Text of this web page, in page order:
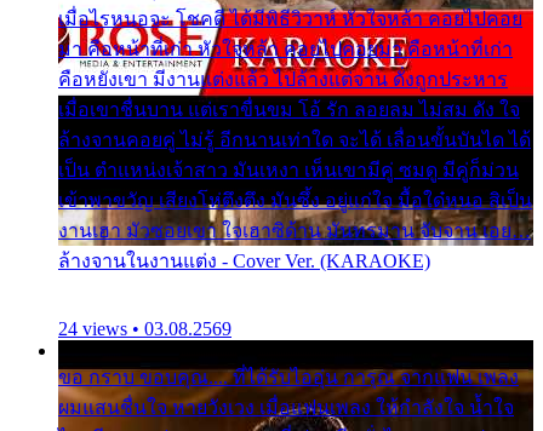
เมื่อไรหนอจะ โชคดี ได้มีพิธีวิวาห์ หัวใจหล้า คอยไปคอย
มา คือหน้าที่เก่า หัวใจหล้า คอยไปคอยมา คือหน้าที่เก่า
คือหยังเขา มีงานแต่งแล้ว ไปล้างแต่จาน ดั่งถูกประหาร
เมื่อเขาชื่นบาน แต่เราขื่นขม โอ้ รัก ลอยลม ไม่สม ดัง ใจ
ล้างจานคอยคู่ ไม่รู้ อีกนานเท่าใด จะได้ เลื่อนขั้นบันได ได้
เป็น ตำแหน่งเจ้าสาว มันเหงา เห็นเขามีคู่ ซมดู มีคู่ก็ม่วน
เข้าพาขวัญ เสียงโห่ตึงตึง มันซึ้ง อยู่แก่ใจ มื้อใด๋หนอ สิเป็น
งานเฮา มัวซอยเขา ใจเฮาซิด้าน มันทรมาน จับจาน เอย…
ล้างจานในงานแต่ง - Cover Ver. (KARAOKE)
24 views • 03.08.2569
ขอ กราบ ขอบคุณ.... ที่ได้รับไออุ่น การุณ จากแฟน เพลง
ผมแสนชื่นใจ หายวังเวง เมื่อแฟนเพลง ให้กำลังใจ น้ำใจ